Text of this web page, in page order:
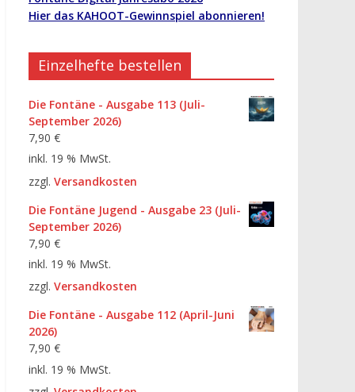
Hier das KAHOOT-Gewinnspiel abonnieren!
Einzelhefte bestellen
Die Fontäne - Ausgabe 113 (Juli-
September 2026)
7,90 €
inkl. 19 % MwSt.
zzgl. Versandkosten
Die Fontäne Jugend - Ausgabe 23 (Juli-
September 2026)
7,90 €
inkl. 19 % MwSt.
zzgl. Versandkosten
Die Fontäne - Ausgabe 112 (April-Juni
2026)
7,90 €
inkl. 19 % MwSt.